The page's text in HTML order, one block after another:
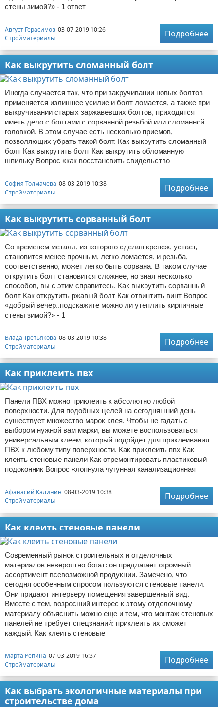
стены зимой?» - 1 ответ
Август Герасимов 03-07-2019 10:26
Стройматериалы
Подробнее
Как выкрутить сломанный болт
Иногда случается так, что при закручивании новых болтов
применяется излишнее усилие и болт ломается, а также при
выкручивании старых заржавевших болтов, приходится
иметь дело с болтами с сорванной резьбой или сломанной
головкой. В этом случае есть несколько приемов,
позволяющих убрать такой болт. Как выкрутить сломанный
болт Как выкрутить болт Как выкрутить обломанную
шпильку Вопрос «как восстановить свидельство
София Толмачева 08-03-2019 10:38
Стройматериалы
Подробнее
Как выкрутить сорванный болт
Со временем металл, из которого сделан крепеж, устает,
становится менее прочным, легко ломается, и резьба,
соответственно, может легко быть сорвана. В таком случае
открутить болт становится сложнее, но зная несколько
способов, вы с этим справитесь. Как выкрутить сорванный
болт Как открутить ржавый болт Как отвинтить винт Вопрос
«добрый вечер..подскажите можно ли утеплить кирпичные
стены зимой?» - 1
Влада Третьякова 08-03-2019 10:38
Стройматериалы
Подробнее
Как приклеить пвх
Панели ПВХ можно приклеить к абсолютно любой
поверхности. Для подобных целей на сегодняшний день
существует множество марок клея. Чтобы не гадать с
выбором нужной вам марки, вы можете воспользоваться
универсальным клеем, который подойдет для приклеивания
ПВХ к любому типу поверхности. Как приклеить пвх Как
клеить стеновые панели Как отремонтировать пластиковый
подоконник Вопрос «лопнула чугунная канализационная
Афанасий Калинин 08-03-2019 10:38
Стройматериалы
Подробнее
Как клеить стеновые панели
Современный рынок строительных и отделочных
материалов невероятно богат: он предлагает огромный
ассортимент всевозможной продукции. Замечено, что
сегодня особенным спросом пользуются стеновые панели.
Они придают интерьеру помещения завершенный вид.
Вместе с тем, возросший интерес к этому отделочному
материалу объяснить можно еще и тем, что монтаж стеновых
панелей не требует спецзнаний: приклеить их сможет
каждый. Как клеить стеновые
Марта Репина 07-03-2019 16:37
Стройматериалы
Подробнее
Как выбрать экологичные материалы при
строительстве дома